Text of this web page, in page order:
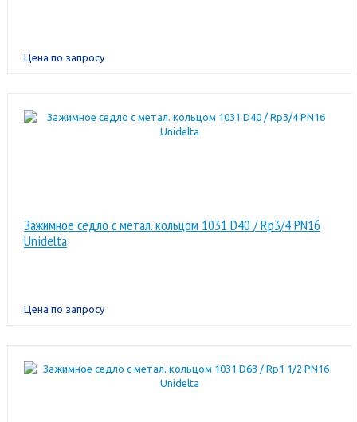
Цена по запросу
Зажимное седло с метал. кольцом 1031 D40 / Rp3/4 PN16
Unidelta
Цена по запросу